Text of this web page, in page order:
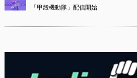
「甲殻機動隊」配信開始